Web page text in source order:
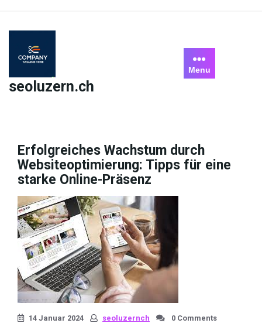
content
seoluzern.ch
Menu
Erfolgreiches Wachstum durch
Websiteoptimierung: Tipps für eine
starke Online-Präsenz
14 Januar 2024 seoluzernch 0 Comments